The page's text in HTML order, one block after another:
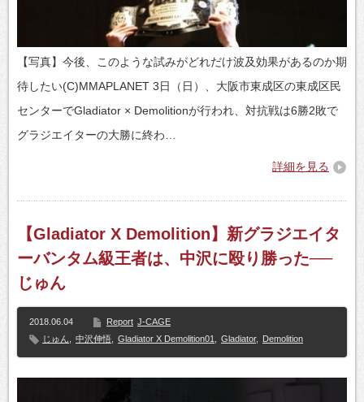
【写真】今後、このような試みがどれだけ波及効果があるのか期
待したい(C)MMAPLANET 3日（日）、大阪市東成区の東成区民
センターでGladiator × Demolitionが行われ、対抗戦は6勝2敗で
グラジエイターの大勝に終わ…
詳細を見る
【Gladiator X Demolition】新グラジエイタ
ーバンタム級王者は、中沢に殴り勝った──
じゅん
2018.06.04 Report J-CAGE
じゅん
中沢伸悟 Gladiator X Demolition01 Gladiator, Demolition